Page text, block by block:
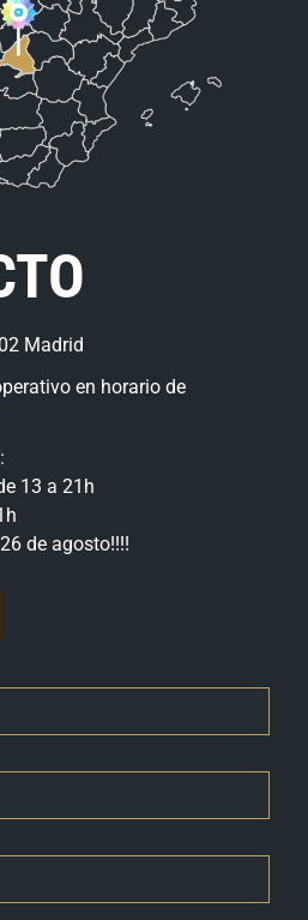
Madrid
en horario de
13 a 21h
de agosto!!!!